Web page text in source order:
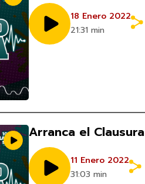
18 Enero 2022
21:31 min
Arranca el
11 Enero 2022
31:03 min